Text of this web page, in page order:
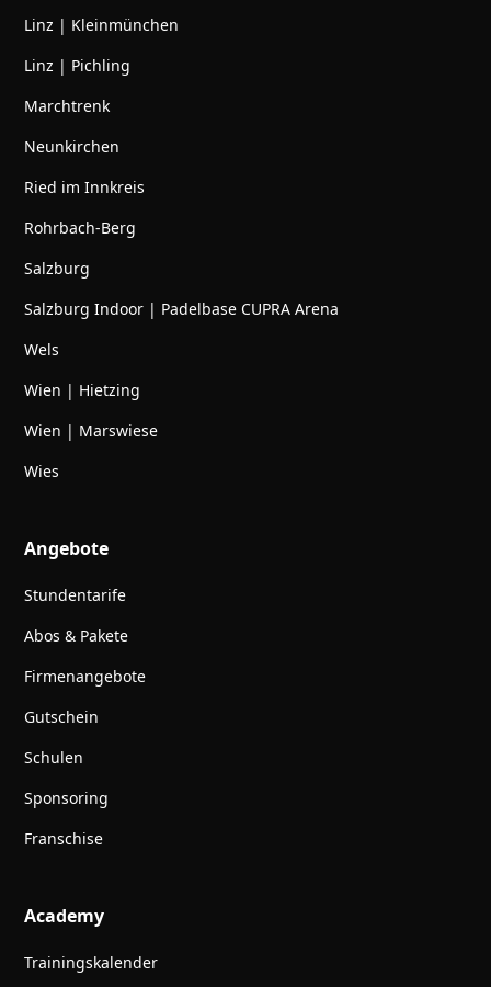
Linz | Kleinmünchen
Linz | Pichling
Marchtrenk
Neunkirchen
Ried im Innkreis
Rohrbach-Berg
Salzburg
Salzburg Indoor | Padelbase CUPRA Arena
Wels
Wien | Hietzing
Wien | Marswiese
Wies
Angebote
Stundentarife
Abos & Pakete
Firmenangebote
Gutschein
Schulen
Sponsoring
Franschise
Academy
Trainingskalender